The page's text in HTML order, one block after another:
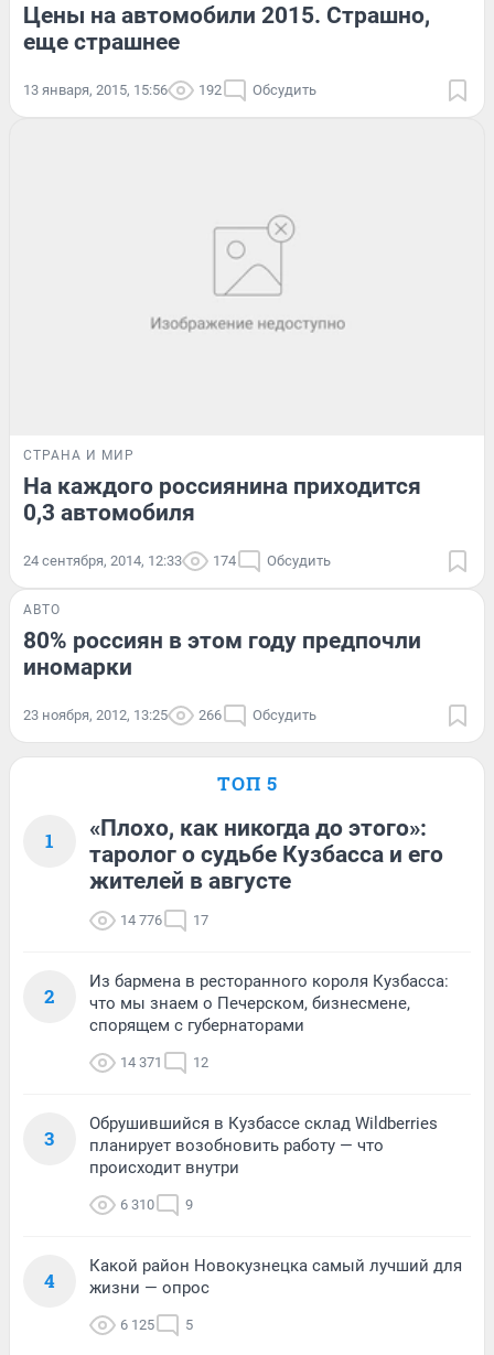
Цены на автомобили 2015. Страшно,
еще страшнее
13 января, 2015, 15:56 192 Обсудить
СТРАНА И МИР
На каждого россиянина приходится
0,3 автомобиля
24 сентября, 2014, 12:33 174 Обсудить
АВТО
80% россиян в этом году предпочли
иномарки
23 ноября, 2012, 13:25 266 Обсудить
ТОП 5
1
«Плохо, как никогда до этого»:
таролог о судьбе Кузбасса и его
жителей в августе
14 776 17
2
Из бармена в ресторанного короля Кузбасса:
что мы знаем о Печерском, бизнесмене,
спорящем с губернаторами
14 371 12
3
Обрушившийся в Кузбассе склад Wildberries
планирует возобновить работу — что
происходит внутри
6 310 9
4
Какой район Новокузнецка самый лучший для
жизни — опрос
6 125 5